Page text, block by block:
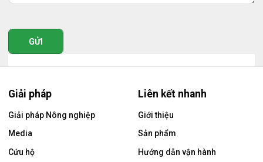
GỬI
Giải pháp
Giải pháp Nông nghiệp
Media
Cứu hộ
Liên kết nhanh
Giới thiệu
Sản phẩm
Hướng dẫn vận hành